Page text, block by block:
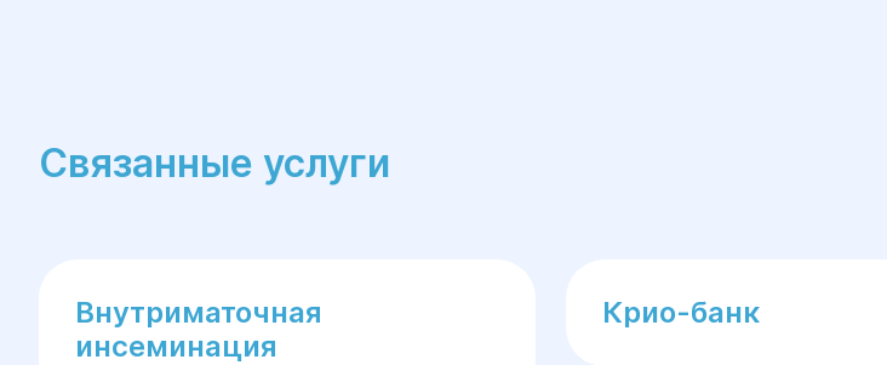
Связанные услуги
Внутриматочная
инсеминация
Крио-банк